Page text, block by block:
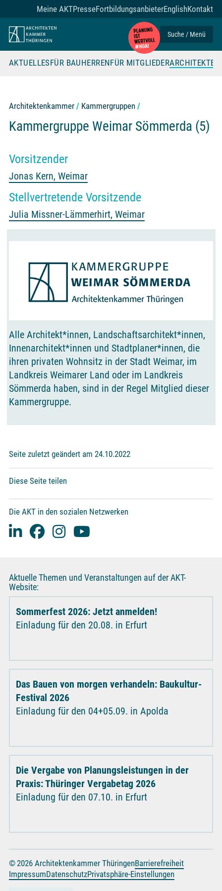
Zum Seiteninhalt
Suche / Menü
AKTUELLESFÜR BAUHERRENFÜR MITGLIEDER
Meine AKTPresseFortbildungsanbieterEnglishKontakt
Architektenkammer Kammergruppen
Kammergruppe Weimar Sömmerda (5)
Vorsitzender
Jonas Kern, Weimar
Stellvertretende Vorsitzende
Julia Missner-Lämmerhirt, Weimar
Alle Architekt*innen, Landschaftsarchitekt*innen,
Innenarchitekt*innen und Stadtplaner*innen, die
ihren privaten Wohnsitz in der Stadt Weimar, im
Landkreis Weimarer Land oder im Landkreis
Sömmerda haben, sind in der Regel Mitglied dieser
Kammergruppe.
Seite zuletzt geändert am 24.10.2022
Diese Seite teilen
Die AKT in den sozialen Netzwerken
Aktuelle Themen und Veranstaltungen auf der AKT-
Website:
Sommerfest 2026: Jetzt anmelden!
Einladung für den 20.08. in Erfurt
Das Bauen von morgen verhandeln: Baukultur-
Festival 2026
Einladung für den 04+05.09. in Apolda
Die Vergabe von Planungsleistungen in der
Praxis: Thüringer Vergabetag 2026
Einladung für den 07.10. in Erfurt
© 2026 Architektenkammer ThüringenBarrierefreiheit
ImpressumDatenschutzPrivatsphäre-Einstellungen